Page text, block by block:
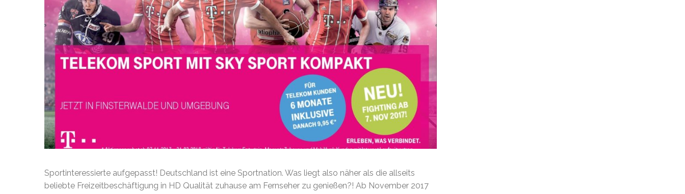
Sportinteressierte aufgepasst! Deutschland ist eine Sportnation. Was liegt also näher als die allseits
beliebte Freizeitbeschäftigung in HD Qualität zuhause am Fernseher zu genießen?! Ab November 2017